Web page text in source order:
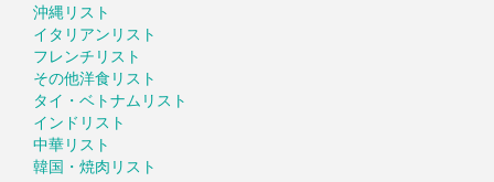
沖縄リスト
イタリアンリスト
フレンチリスト
その他洋食リスト
タイ・ベトナムリスト
インドリスト
中華リスト
韓国・焼肉リスト